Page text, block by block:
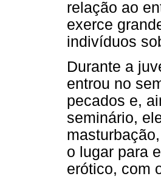
relação ao
exerce
indivíduos
Durante a
entrou no
pecados e,
seminário,
o lugar para
erótico, com